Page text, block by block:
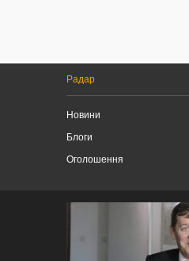
Радар
Новини
Блоги
Оголошення